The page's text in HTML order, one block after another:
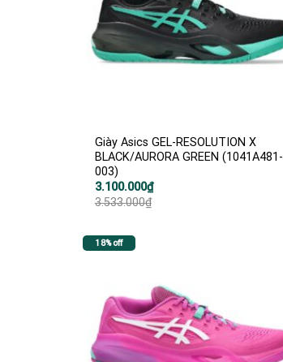
Giày Asics GEL-RESOLUTION X
BLACK/AURORA GREEN (1041A481-
003)
3.533.000₫
Giá
gốc
là:
3.100.000₫
Giá
hiện
tại
18% off